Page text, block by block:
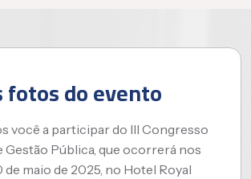
fotos do evento
você a participar do III Congresso
Gestão Pública, que ocorrerá nos
de maio de 2025, no Hotel Royal